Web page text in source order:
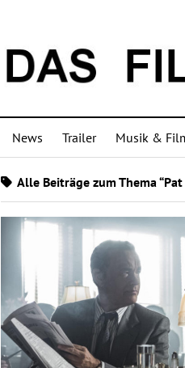
News Trailer Musik &
Alle Beiträge zum Thema “Pat